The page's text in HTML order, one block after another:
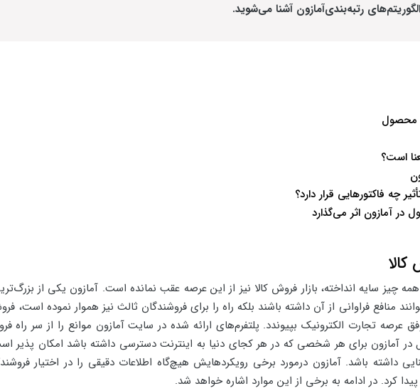
رتبه‌بندی‌آمازون آشنا می‌شوید.
محصول
است؟
چه فاکتورهایی قرار دارد؟
آمازون اثر می‌گذارد
چیز سایه انداخته، بازار فروش کالا نیز از این عرصه عقب نمانده است. آمازون یکی از
منافع فراوانی از آن داشته باشند بلکه راه را برای فروشندگان ثالث نیز هموار نموده است،
تجارت الکترونیک بپیوندد. پلتفرم‌های ارائه شده در سایت آمازون موانع را از سر راه
آمازون برای هر شخصی که در هر کجای دنیا به اینترنت دسترسی داشته باشد امکان پذیر
داشته باشد. آمازون درمورد برخی رویکردهایش هیچ‌گاه اطلاعات دقیقی را در اختیار
کرد. در ادامه به برخی از این موارد اشاره خواهد شد.